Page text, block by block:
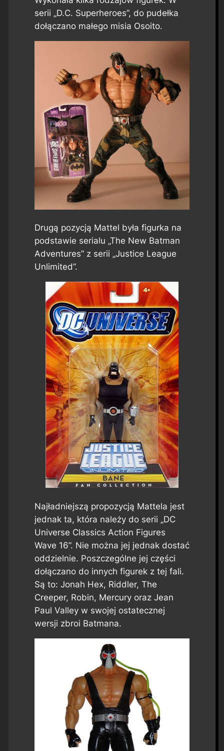
serii „D.C. Superheroes”, do pudełka
dołączano małego misia Osoito.
Drugą pozycją Mattel była figurka na
podstawie serialu „The New Batman
Adventures” z serii „Justice League
Unlimited”.
Najładniejszą propozycją Mattela jest
jednak ta, która należy do serii „DC
Universe Classics Action Figures
Wave 16”. Nie można jej jednak dostać
oddzielnie. Poszczególne jej części
dołączano do innych figurek z tej fali.
Są to: Jonah Hex, Riddler, The
Creeper, Robin, Mercury oraz Jean
Paul Valley w swojej ostatecznej
wersji zbroi Batmana.